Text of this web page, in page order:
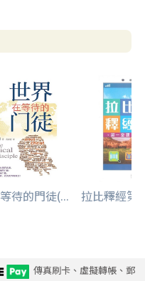
待的門徒(... 拉比釋經第
傳真刷卡、虛擬轉帳、郵